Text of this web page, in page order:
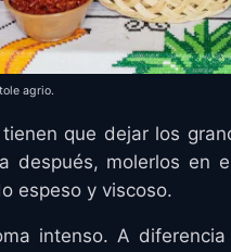
agrio.
que dejar los
después, molerlos en
espeso y viscoso.
intenso. A